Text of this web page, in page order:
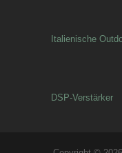
Italienische
DSP-Verstärker